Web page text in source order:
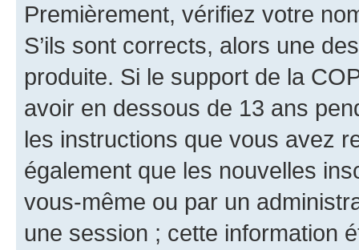
Premièrement, vérifiez votre
S’ils sont corrects, alors une
produite. Si le support de la
avoir en dessous de 13 ans
les instructions que vous avez
également que les nouvelles
vous-même ou par un
une session ; cette information